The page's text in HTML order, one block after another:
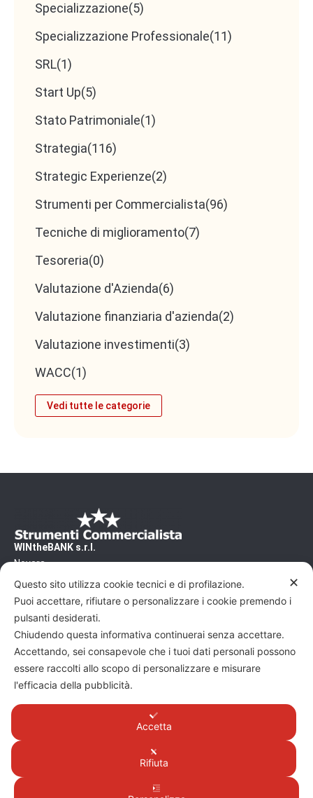
Specializzazione(5)
Specializzazione Professionale(11)
SRL(1)
Start Up(5)
Stato Patrimoniale(1)
Strategia(116)
Strategic Experienze(2)
Strumenti per Commercialista(96)
Tecniche di miglioramento(7)
Tesoreria(0)
Valutazione d'Azienda(6)
Valutazione finanziaria d'azienda(2)
Valutazione investimenti(3)
WACC(1)
Vedi tutte le categorie
WINtheBANK s.r.l.
Novara
CF/PI 02500460031 - REA/NO 240200
Capitale Sociale: 10'000€
Pec: wtb@pec.it
Commercialista, vuoi scoprire altri articoli su
come dialogare al meglio con gli imprenditori ?
Leggi altri articoli sul sito
Business School per Commercialisti
Privacy policy
Realizzato da Formula Agile
✕
Questo sito utilizza cookie tecnici e di profilazione.
Puoi accettare, rifiutare o personalizzare i cookie premendo i
pulsanti desiderati.
Chiudendo questa informativa continuerai senza accettare.
Accettando, sei consapevole che i tuoi dati personali possono
essere raccolti allo scopo di personalizzare e misurare
l'efficacia della pubblicità.
Accetta
Rifiuta